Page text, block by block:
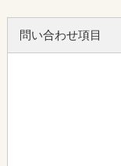
問い合わせ項目